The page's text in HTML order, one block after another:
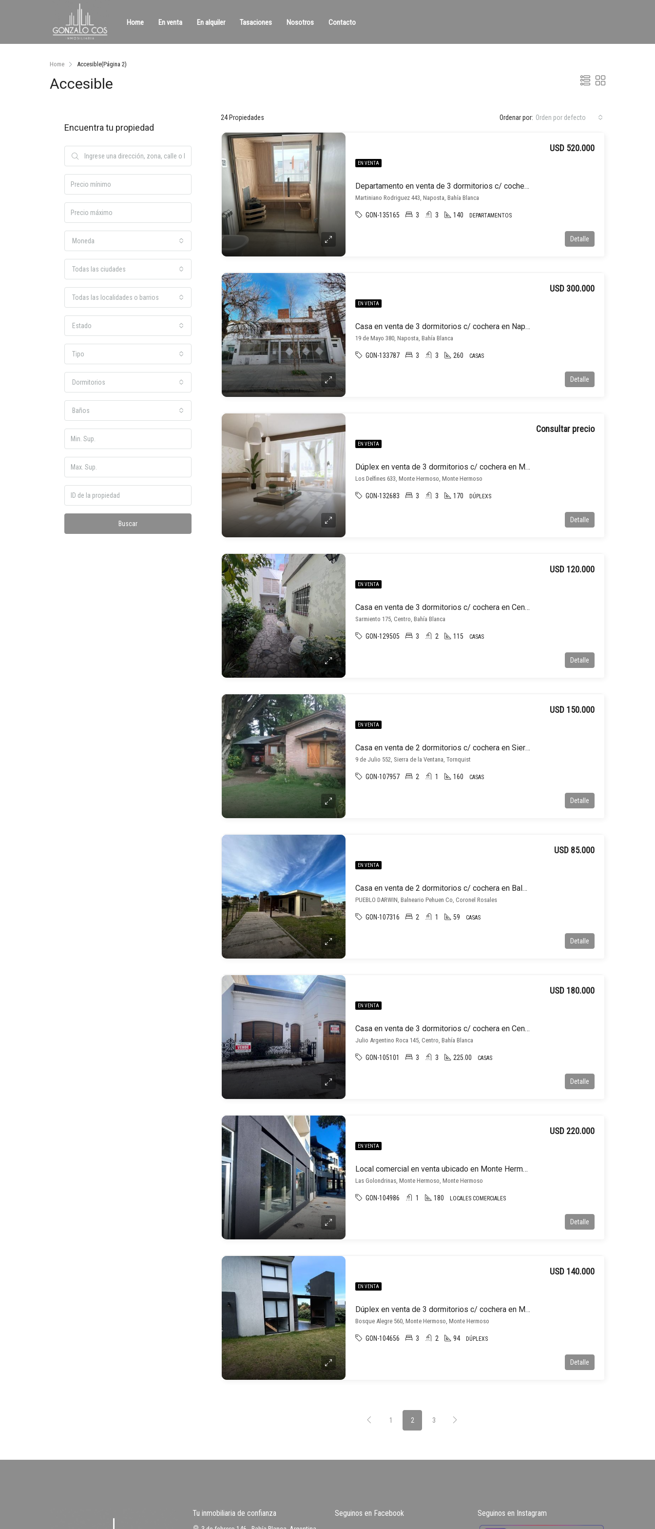
Home En venta En alquiler Tasaciones Nosotros Contacto
Home Accesible(Página 2)
Accesible
24 Propiedades Ordenar por: Orden por defecto
EN VENTA
Departamento en venta de 3 dormitorios c/ cochera en Naposta
USD 520.000
Martiniano Rodriguez 443, Naposta, Bahía Blanca
GON-135165 3 3 140 DEPARTAMENTOS
Detalle
EN VENTA
Casa en venta de 3 dormitorios c/ cochera en Naposta
USD 300.000
19 de Mayo 380, Naposta, Bahía Blanca
GON-133787 3 3 260 CASAS
Detalle
EN VENTA
Dúplex en venta de 3 dormitorios c/ cochera en Monte Hermoso
Consultar precio
Los Delfines 633, Monte Hermoso, Monte Hermoso
GON-132683 3 3 170 DÚPLEXS
Detalle
EN VENTA
Casa en venta de 3 dormitorios c/ cochera en Centro
USD 120.000
Sarmiento 175, Centro, Bahía Blanca
GON-129505 3 2 115 CASAS
Detalle
EN VENTA
Casa en venta de 2 dormitorios c/ cochera en Sierra de la Ventana
USD 150.000
9 de Julio 552, Sierra de la Ventana, Tornquist
GON-107957 2 1 160 CASAS
Detalle
EN VENTA
Casa en venta de 2 dormitorios c/ cochera en Balneario Pehuen Co
USD 85.000
PUEBLO DARWIN, Balneario Pehuen Co, Coronel Rosales
GON-107316 2 1 59 CASAS
Detalle
EN VENTA
Casa en venta de 3 dormitorios c/ cochera en Centro
USD 180.000
Julio Argentino Roca 145, Centro, Bahía Blanca
GON-105101 3 3 225.00 CASAS
Detalle
EN VENTA
Local comercial en venta ubicado en Monte Hermoso
USD 220.000
Las Golondrinas, Monte Hermoso, Monte Hermoso
GON-104986 1 180 LOCALES COMERCIALES
Detalle
EN VENTA
Dúplex en venta de 3 dormitorios c/ cochera en Monte Hermoso
USD 140.000
Bosque Alegre 560, Monte Hermoso, Monte Hermoso
GON-104656 3 2 94 DÚPLEXS
Detalle
1 2 3
Encuentra tu propiedad
Moneda
Todas las ciudades
Todas las localidades o barrios
Estado
Tipo
Dormitorios
Baños
Buscar
Tu inmobiliaria de confianza Seguinos en Facebook Seguinos en Instagram